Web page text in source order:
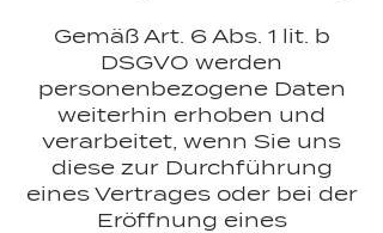
Gemäß Art. 6 Abs. 1 lit. b
DSGVO werden
personenbezogene Daten
weiterhin erhoben und
verarbeitet, wenn Sie uns
diese zur Durchführung
eines Vertrages oder bei der
Eröffnung eines